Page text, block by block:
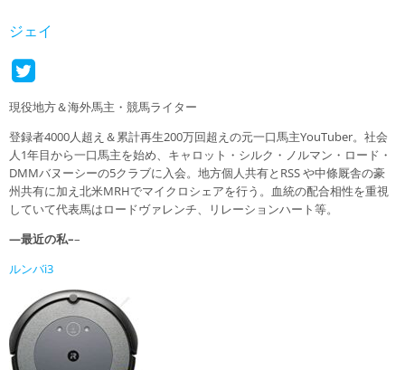
ジェイ
現役地方＆海外馬主・競馬ライター
登録者4000人超え＆累計再生200万回超えの元一口馬主YouTuber。社会
人1年目から一口馬主を始め、キャロット・シルク・ノルマン・ロード・
DMMバヌーシーの5クラブに入会。地方個人共有とRSS や中條厩舎の豪
州共有に加え北米MRHでマイクロシェアを行う。血統の配合相性を重視
していて代表馬はロードヴァレンチ、リレーションハート等。
—最近の私––
ルンバi3